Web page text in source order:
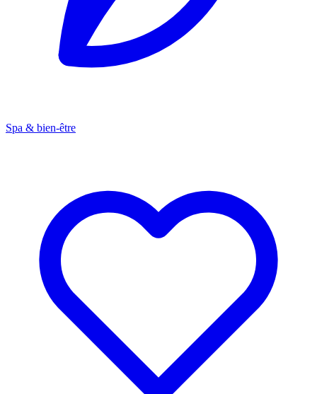
Spa & bien-être